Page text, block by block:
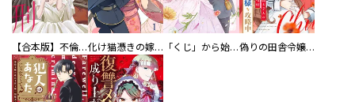
【合本版】不倫処刑 化け猫憑きの嫁入り 「くじ」から始まる婚約生活～厳正なる抽選の結果、笑わない次期公爵様の婚約者に当選しました～ 偽りの田舎令嬢、幼馴染みの王子様を攻略中～意地張る２人の恋愛攻防～